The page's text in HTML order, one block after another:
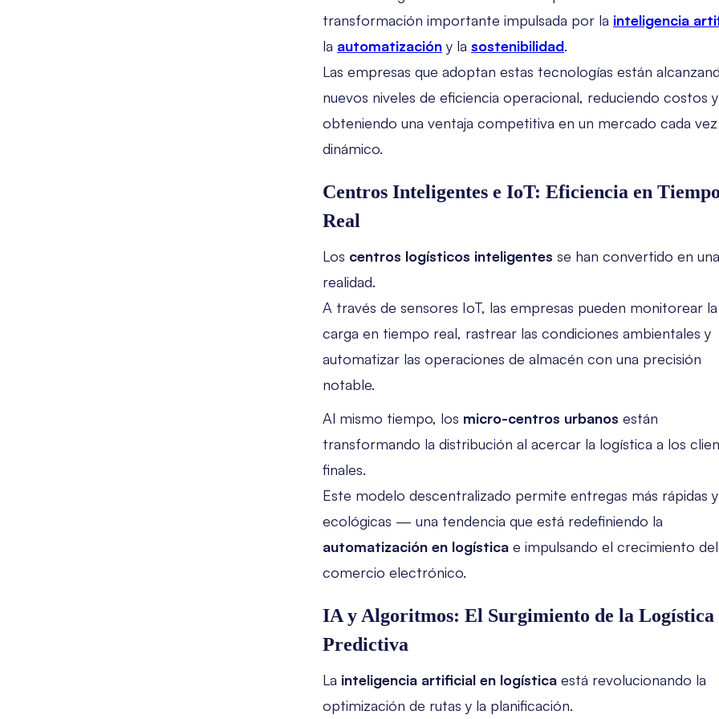
transformación importante impulsada por la inteligencia
la automatización y la sostenibilidad.
Las empresas que adoptan estas tecnologías están
nuevos niveles de eficiencia operacional, reduciendo costos y
obteniendo una ventaja competitiva en un mercado cada
dinámico.
Centros Inteligentes e IoT: Eficiencia en
Real
Los centros logísticos inteligentes se han convertido en una
realidad.
A través de sensores IoT, las empresas pueden monitorear la
carga en tiempo real, rastrear las condiciones ambientales y
automatizar las operaciones de almacén con una precisión
notable.
Al mismo tiempo, los micro-centros urbanos están
transformando la distribución al acercar la logística a los
finales.
Este modelo descentralizado permite entregas más rápidas y
ecológicas — una tendencia que está redefiniendo la
automatización en logística e impulsando el crecimiento del
comercio electrónico.
IA y Algoritmos: El Surgimiento de la Logística
Predictiva
La inteligencia artificial en logística está revolucionando la
optimización de rutas y la planificación.